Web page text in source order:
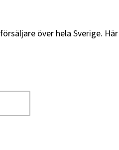
över hela Sverige.